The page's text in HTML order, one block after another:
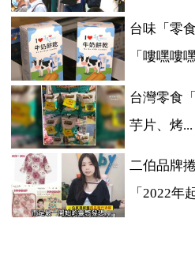
台味「零
「嘍嘿嘍
台灣零食
芋片、烤...
二伯品牌
「2022年